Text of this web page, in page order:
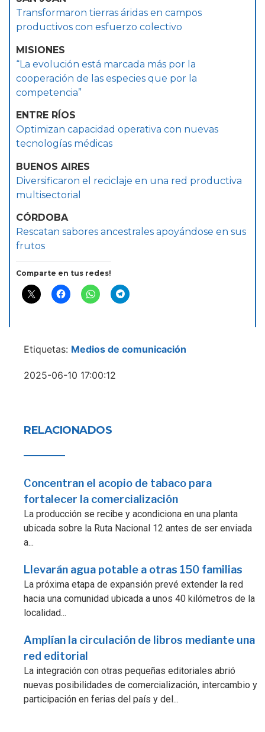
Transformaron tierras áridas en campos
productivos con esfuerzo colectivo
MISIONES
“La evolución está marcada más por la
cooperación de las especies que por la
competencia”
ENTRE RÍOS
Optimizan capacidad operativa con nuevas
tecnologías médicas
BUENOS AIRES
Diversificaron el reciclaje en una red productiva
multisectorial
CÓRDOBA
Rescatan sabores ancestrales apoyándose en sus
frutos
Comparte en tus redes!
Etiquetas: Medios de comunicación
2025-06-10 17:00:12
RELACIONADOS
Concentran el acopio de tabaco para
fortalecer la comercialización
La producción se recibe y acondiciona en una planta
ubicada sobre la Ruta Nacional 12 antes de ser enviada
a...
Llevarán agua potable a otras 150 familias
La próxima etapa de expansión prevé extender la red
hacia una comunidad ubicada a unos 40 kilómetros de la
localidad...
Amplían la circulación de libros mediante una
red editorial
La integración con otras pequeñas editoriales abrió
nuevas posibilidades de comercialización, intercambio y
participación en ferias del país y del...